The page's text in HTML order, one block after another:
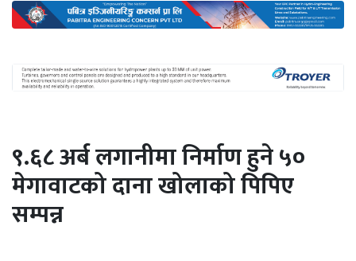
ऊर्जा
दक्षता
खबर
हरित
हाइड्रोजन
९.६८ अर्ब लगानीमा निर्माण हुने ५०
मेगावाटको दाना खोलाको पिपिए
सम्पन्न